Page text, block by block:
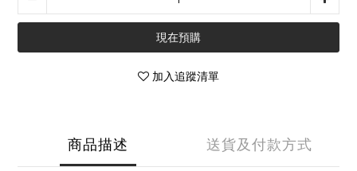
現在預購
加入追蹤清單
商品描述 送貨及付款方式